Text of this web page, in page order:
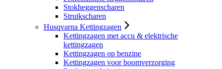
Stokheggenscharen
Struikscharen
Husqvarna Kettingzagen
Kettingzagen met accu & elektrische
kettingzagen
Kettingzagen op benzine
Kettingzagen voor boomverzorging